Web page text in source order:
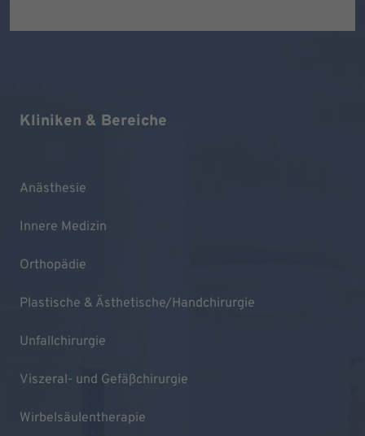
Kliniken & Bereiche
Anästhesie
Innere Medizin
Orthopädie
Plastische & Ästhetische/Handchirurgie
Unfallchirurgie
Viszeral- und Gefäßchirurgie
Wirbelsäulentherapie